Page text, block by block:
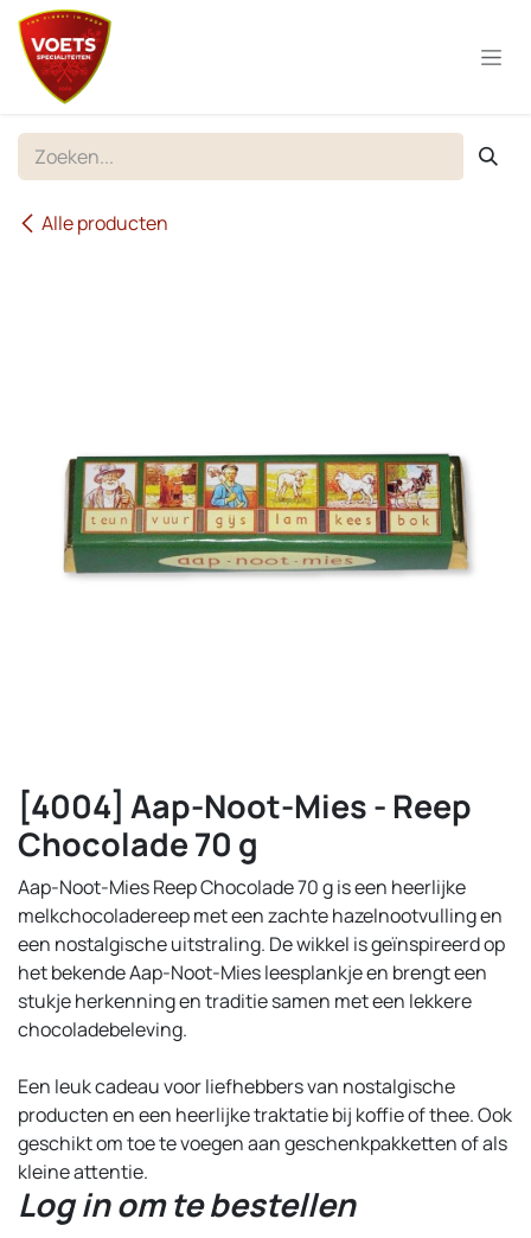
Overslaan naar inhoud
Alle producten
[4004] Aap-Noot-Mies - Reep
Chocolade 70 g
Aap-Noot-Mies Reep Chocolade 70 g is een heerlijke
melkchocoladereep met een zachte hazelnootvulling en
een nostalgische uitstraling. De wikkel is geïnspireerd op
het bekende Aap-Noot-Mies leesplankje en brengt een
stukje herkenning en traditie samen met een lekkere
chocoladebeleving.
Een leuk cadeau voor liefhebbers van nostalgische
producten en een heerlijke traktatie bij koffie of thee. Ook
geschikt om toe te voegen aan geschenkpakketten of als
kleine attentie.
Log in om te bestellen